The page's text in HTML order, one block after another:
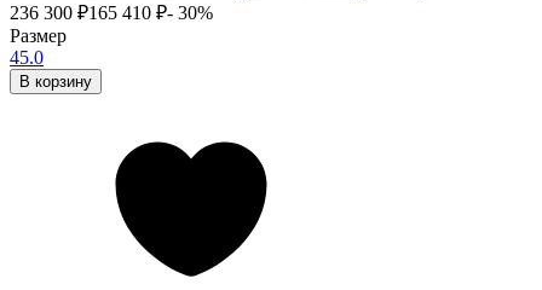
236 300 ₽165 410 ₽- 30%
Размер
45.0
В корзину